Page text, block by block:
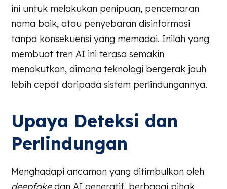
ini untuk melakukan penipuan, pencemaran
nama baik, atau penyebaran disinformasi
tanpa konsekuensi yang memadai. Inilah yang
membuat tren AI ini terasa semakin
menakutkan, dimana teknologi bergerak jauh
lebih cepat daripada sistem perlindungannya.
Upaya Deteksi dan
Perlindungan
Menghadapi ancaman yang ditimbulkan oleh